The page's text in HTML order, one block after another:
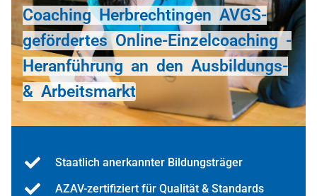
Coaching Herbrechtingen AVGS-
gefördertes Online-Einzelcoaching -
Heranführung an den Ausbildungs-
& Arbeitsmarkt
Staatlich anerkannter Bildungsträger
AZAV-zertifiziert für Qualität & Standards